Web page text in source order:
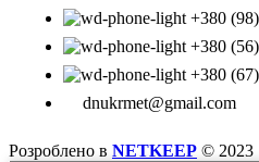
+380
+380
+380
dnukrmet@gmail.com
Розроблено в NETKEEP © 2023